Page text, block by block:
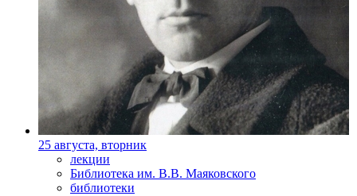
25 августа, вторник
лекции
Библиотека им. В.В. Маяковского
библиотеки